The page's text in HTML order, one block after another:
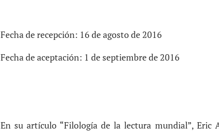
Fecha de recepción: 16 de agosto de 2016
Fecha de aceptación: 1 de septiembre de 2016
En su artículo “Filología de la lectura mundial”, Eric